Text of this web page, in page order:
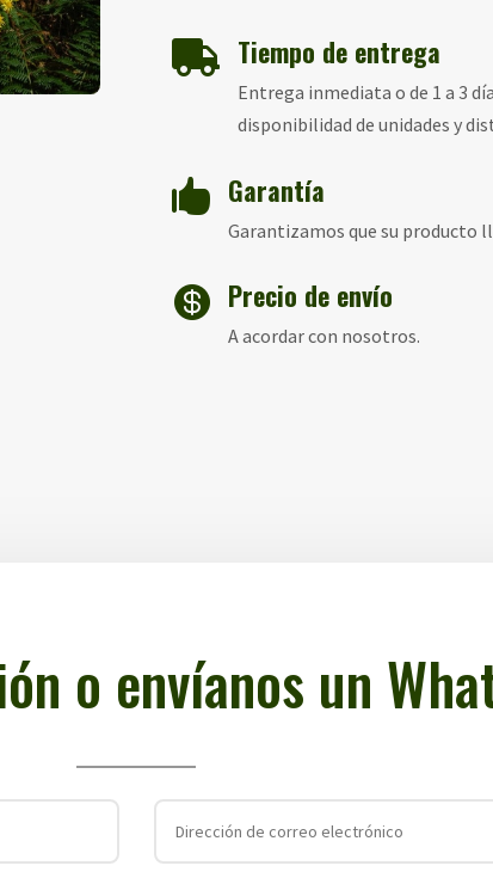
 Tiempo de entrega
Entrega inmediata o de 1 a 3
disponibilidad de unidades y
 Garantía
Garantizamos que su producto
 Precio de envío
A acordar con nosotros.
o envíanos un